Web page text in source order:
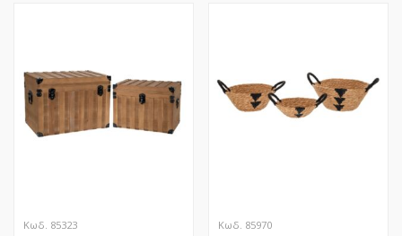
Κωδ. 85323 Κωδ. 85970